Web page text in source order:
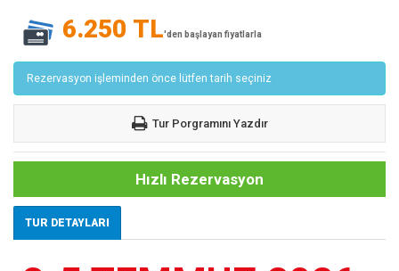
6.250 TL'den başlayan fiyatlarla
Rezervasyon işleminden önce lütfen tarih seçiniz
Tur Porgramını Yazdır
Hızlı Rezervasyon
TUR DETAYLARI